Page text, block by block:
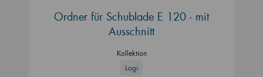
Ordner für Schublade E 120 - mit
Ausschnitt
Kollektion
Logi